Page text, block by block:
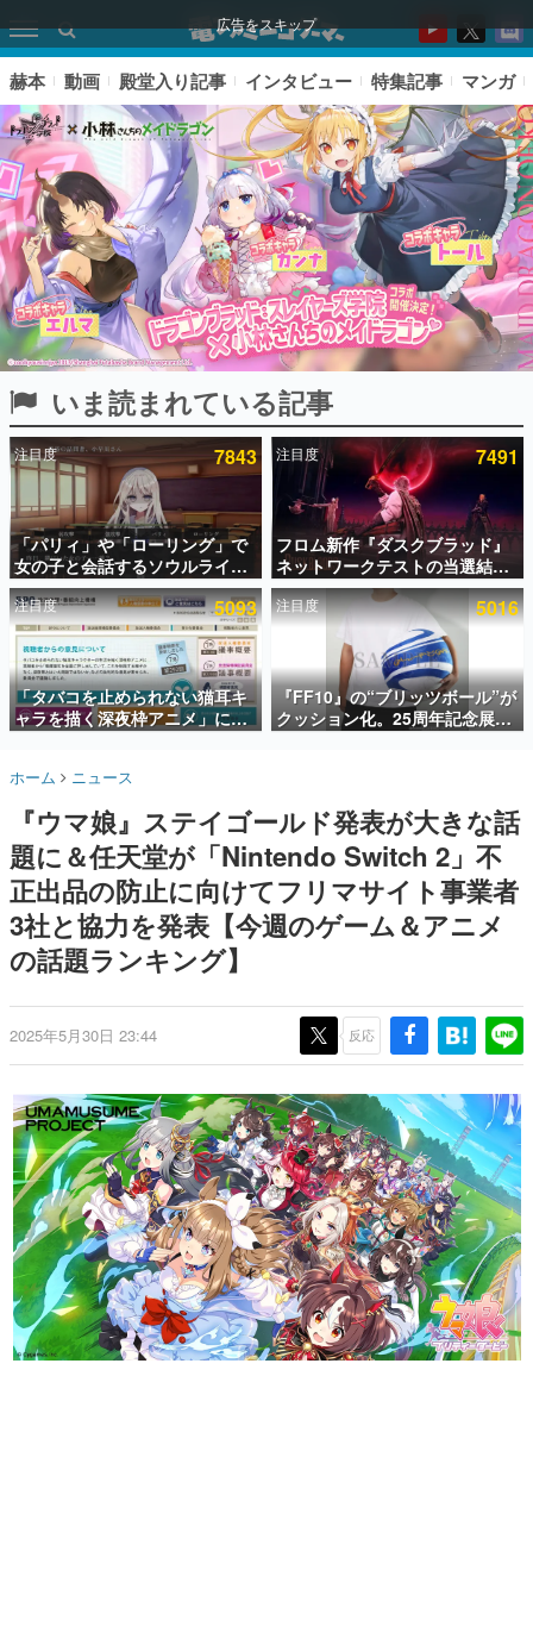
広告をスキップ
ピックアップ
電ファミのいま読まれている記事ランキング
アプリセール情報
インタビュー
連載・特集一覧
殿堂入り記事
SNS拡散数が数千以上！ ページビュー数万以上！ などな
ど。多くの人々に読まれた、電ファミ渾身の“殿堂入り”記
事をまとめました。
名作ゲームクリエイターの方々に製作時のエピソードをお
きます。
赫本
この物語を解いてはいけない。『赫本』は、〈試験問題〉
の形をした短編ホラー小説集です。
新世代に訊く
これからのデジタルゲーム市場を担う若きクリエイター達
ゲーム世代の作家たち
ゲームに多大な影響を受けた作家さんに取材し、ゲームが
画です。
日本モバイルゲーム産業史
日本のモバイルゲーム史における主要なトピック・タイト
ルを網羅するほか、開発者へのインタビューや識者による
解説を掲載。約20年の歴史が一望できる決定版！
若ゲのいたり〜ゲームクリエイターの青春〜
『うつヌケ』『ペンと箸』等で知られるマンガ家・田中圭
一先生によるゲーム業界レポートマンガです。
なんでゲームは面白い？
ゲーム開発者・hamatsu氏がゲームの魅力を画面や操作の
赫本 動画 殿堂入り記事 インタビュー 特集記事 マンガ
いま読まれている記事
注目度 7843
「パリィ」や「ローリング」で
女の子と会話するソウルライク
恋愛ゲーム『小早川さんはソウ
ルライク』無料公開。返事に失
敗すると「YOU DIED」
注目度 7491
フロム新作『ダスクブラッド』
ネットワークテストの当選結果
が8月7日22時に発表。応募サイ
トのマイページから確認可能、
テスト実施は8月21日～24日
注目度 5093
「タバコを止められない猫耳キ
ャラを描く深夜枠アニメ」に視
聴者の一部から批判意見。違法
て、BPOが議論を交わす
注目度 5016
『FF10』の“ブリッツボール”が
クッション化。25周年記念展
「FINAL FANTASY X
ホーム ニュース
『ウマ娘』ステイゴールド発表が大きな話
題に＆任天堂が「Nintendo Switch 2」不
正出品の防止に向けてフリマサイト事業者
3社と協力を発表【今週のゲーム＆アニメ
の話題ランキング】
2025年5月30日 23:44 反応